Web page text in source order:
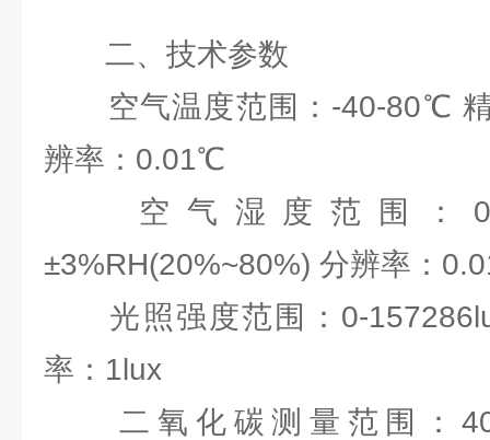
二、技术参数
空气温度范围：-40-80℃
辨率：0.01℃
空气湿度范围：0-
±3%RH(20%~80%) 分辨率：
光照强度范围：0-
率：1lux
二氧化碳测量范围：